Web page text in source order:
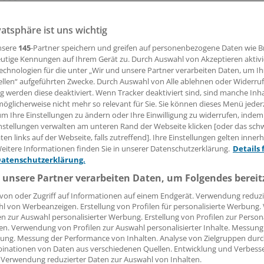
liegen im Trend. Das merkt auch die BKK VBU,
Behandlungen finanziert.
09:20 Uhr
zur Kostenübernahme für alternative
Verkehrsbau Union (BKK VBU) kommen gut an.
Jahre, nachdem sie begonnen hatOsteopathie-
wissen es zu schätzen, dass sie neben der
der Homöopathie, der Osteopathie und der
Medizin nutzen können", sagt Helge Neuwerk,
ist uns wichtig
145-Partner speichern und greifen auf personenbezogene Daten wie
Kennungen auf Ihrem Gerät zu. Durch Auswahl von Akzeptieren
für die unter „Wir und unsere Partner verarbeiten Daten, um
aufgeführten Zwecke. Durch Auswahl von Alle ablehnen oder
werden diese deaktiviert. Wenn Tracker deaktiviert sind, sind manche
nicht mehr so relevant für Sie. Sie können dieses Menü
Ihre Einstellungen zu ändern oder Ihre Einwilligung zu widerrufen, indem
verwalten am unteren Rand der Webseite klicken [oder das
links auf der Webseite, falls zutreffend]. Ihre Einstellungen gelten
Informationen finden Sie in unserer Datenschutzerklärung. Details
Partner verarbeiten Daten, um Folgendes
oder Zugriff auf Informationen auf einem Endgerät. Verwendung
von Werbeanzeigen. Erstellung von Profilen für personalisierte
zur Auswahl personalisierter Werbung. Erstellung von Profilen zur
Verwendung von Profilen zur Auswahl personalisierter Inhalte.
Messung der Performance von Inhalten. Analyse von Zielgruppen
von Daten aus verschiedenen Quellen. Entwicklung und
reduzierter Daten zur Auswahl von Inhalten.